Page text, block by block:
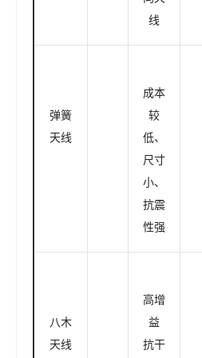
线
弹簧
天线
成本
较
低、
尺寸
小、
抗震
性强
八木
天线
高增
益
抗干